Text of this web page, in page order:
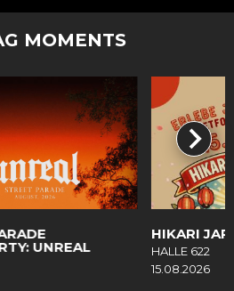
MOMENTS
UNREAL
HIKARI
HALLE 622
15.08.2026